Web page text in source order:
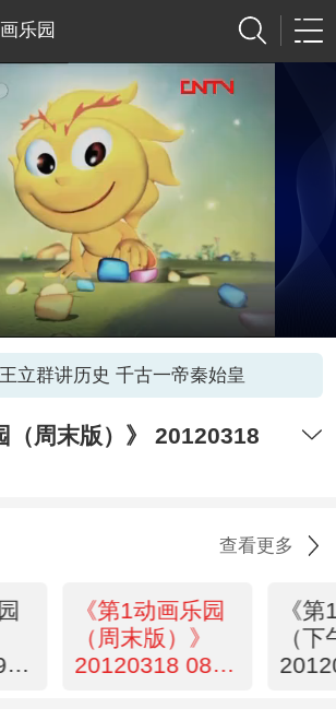
乐园
立群讲历史 千古一帝秦始皇
（周末版）》 20120318
查看更多
《第1动画乐园
（周末版）》
20120318 08：
《
（